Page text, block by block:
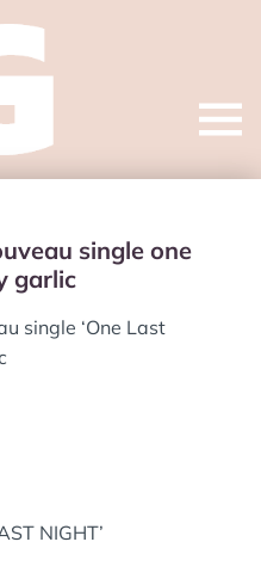
Open
single one
garlic
single ‘One Last
NIGHT’